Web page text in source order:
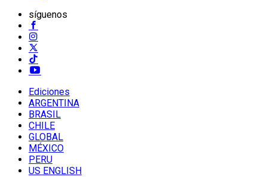
síguenos
Ediciones
ARGENTINA
BRASIL
CHILE
GLOBAL
MÉXICO
PERU
US ENGLISH